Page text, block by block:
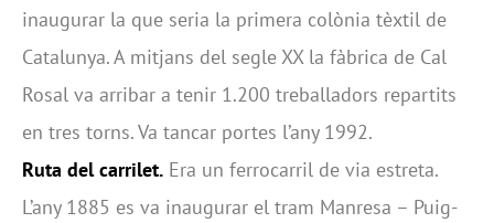
inaugurar la que seria la primera colònia tèxtil de
Catalunya. A mitjans del segle XX la fàbrica de Cal
Rosal va arribar a tenir 1.200 treballadors repartits
en tres torns. Va tancar portes l’any 1992.
Ruta del carrilet. Era un ferrocarril de via estreta.
L’any 1885 es va inaugurar el tram Manresa – Puig-